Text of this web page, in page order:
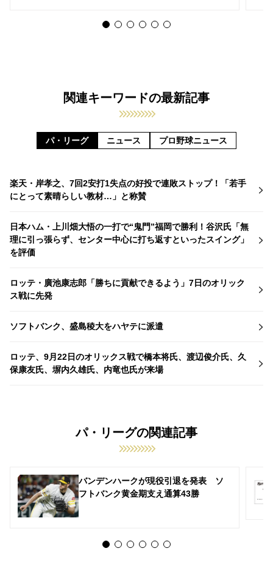
関連キーワードの最新記事
パ・リーグ ニュース プロ野球ニュース
楽天・岸孝之、7回2安打1失点の好投で連敗ストップ！「若手
にとって素晴らしい教材…」と称賛
日本ハム・上川畑大悟の一打で“鬼門”福岡で勝利！谷沢氏「無
理に引っ張らず、センター中心に打ち返すといったスイング」
を評価
ロッテ・廣池康志郎「勝ちに貢献できるよう」7日のオリック
ス戦に先発
ソフトバンク、盛島稜大をハヤテに派遣
ロッテ、9月22日のオリックス戦で橋本将氏、渡辺俊介氏、久
保康友氏、塀内久雄氏、内竜也氏が来場
パ・リーグの関連記事
バンデンハークが現役引退を発表 ソ
フトバンク黄金期支え通算43勝